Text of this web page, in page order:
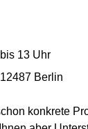
13 Uhr
Berlin
konkrete